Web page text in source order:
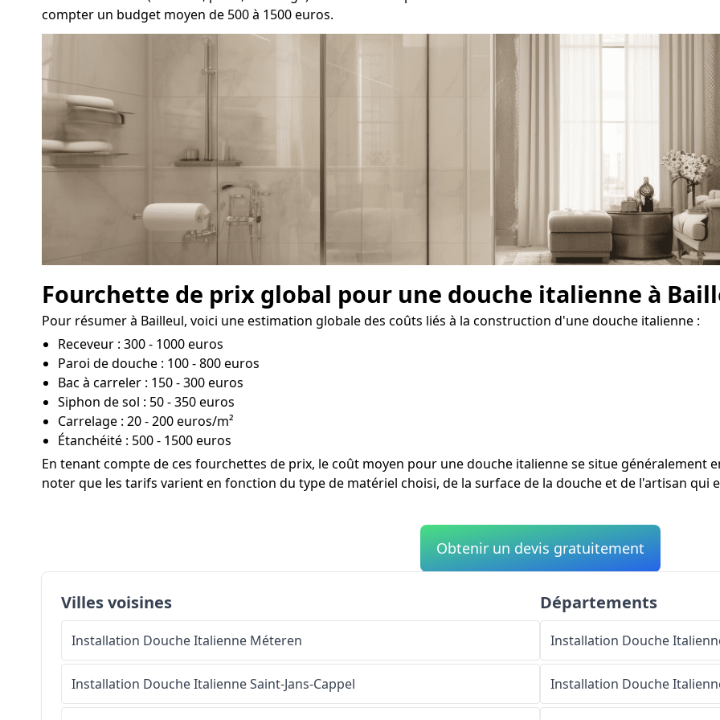
compter un budget moyen de 500 à 1500 euros.
Fourchette de prix global pour une douche italienne à
Pour résumer à Bailleul, voici une estimation globale des coûts liés à la construction d'une douche italienne :
Receveur : 300 - 1000 euros
Paroi de douche : 100 - 800 euros
Bac à carreler : 150 - 300 euros
Siphon de sol : 50 - 350 euros
Carrelage : 20 - 200 euros/m²
Étanchéité : 500 - 1500 euros
En tenant compte de ces fourchettes de prix, le coût moyen pour une douche italienne se situe généralement
noter que les tarifs varient en fonction du type de matériel choisi, de la surface de la douche et de l'artisan qui
Obtenir un devis gratuitement
Villes voisines
Installation Douche Italienne Méteren
Installation Douche ItalienneSaint-Jans-Cappel
Départements
Installation Douche
Installation Douche